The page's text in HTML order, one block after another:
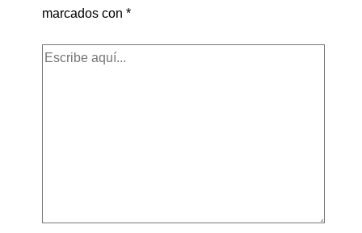
marcados con *
Escribe